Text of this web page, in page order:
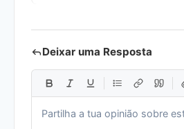
Deixar uma Resposta